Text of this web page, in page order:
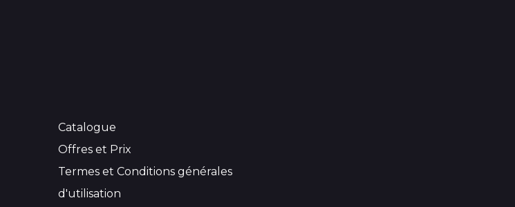
Catalogue
Offres et Prix
Termes et Conditions générales
d'utilisation